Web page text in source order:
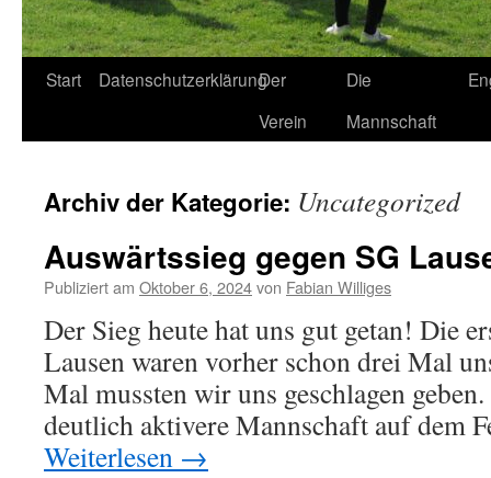
Zum
Start DatenschutzerklärungDer
Verein
Die
Mannschaft
Archiv der Kategorie: Uncategorized
Auswärtssieg gegen SG
Publiziert am Oktober 6, 2024von Fabian Williges
Der Sieg heute hat uns gut getan! Die
Lausen waren vorher schon drei Mal
Mal mussten wir uns geschlagen
deutlich aktivere Mannschaft auf dem
Weiterlesen →